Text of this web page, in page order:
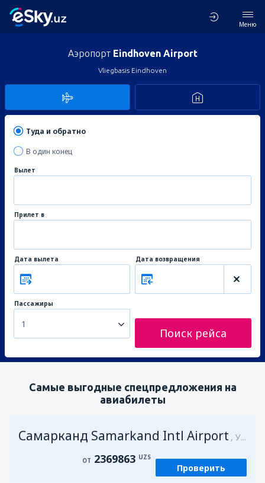
Меню
Аэропорт Eindhoven Airport
Vliegbasis Eindhoven
Туда и обратно
В один конец
Вылет
Прилет в
Дата вылета Дата возвращения
Пассажиры
1
Поиск рейса
Самые выгодные спецпредложения на
авиабилеты
Самарканд Samarkand Intl Airport Узбекистан
ОТ 2369863 UZS
Проверить